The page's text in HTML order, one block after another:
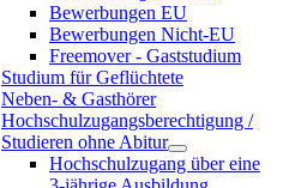
Bewerbungen EU
Bewerbungen Nicht-EU
Freemover - Gaststudium
Studium für Geflüchtete
Neben- & Gasthörer
Hochschulzugangsberechtigung /
Studieren ohne Abitur
Hochschulzugang über eine